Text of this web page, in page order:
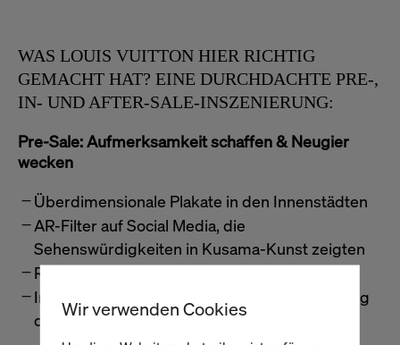
WAS LOUIS VUITTON HIER RICHTIG
GEMACHT HAT? EINE DURCHDACHTE PRE-,
IN- UND AFTER-SALE-INSZENIERUNG:
Pre-Sale: Aufmerksamkeit schaffen & Neugier
wecken
Überdimensionale Plakate in den Innenstädten
AR-Filter auf Social Media, die
Sehenswürdigkeiten in Kusama-Kunst zeigten
Riesige Punkt-Installationen an den Stores
Im Schaufenster: eine bewegliche Nachbildung
der Künstlerin, die live „malte“
Wir verwenden Cookies